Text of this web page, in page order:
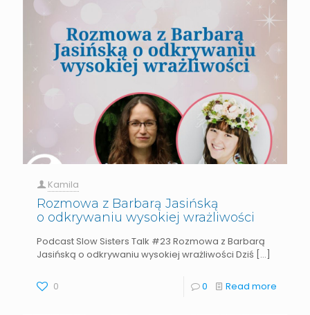
Kamila
Rozmowa z Barbarą Jasińską
o odkrywaniu wysokiej wrażliwości
Podcast Slow Sisters Talk #23 Rozmowa z Barbarą
Jasińską o odkrywaniu wysokiej wrażliwości Dziś […]
0 0 Read more